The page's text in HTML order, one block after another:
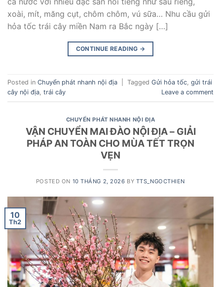
xoài, mít, măng cụt, chôm chôm, vú sữa… Nhu cầu gửi
hỏa tốc trái cây miền Nam ra Bắc ngày […]
CONTINUE READING →
Posted in Chuyển phát nhanh nội địa Tagged Gửi hỏa tốc, gửi trái
cây nội địa, trái cây Leave a comment
CHUYỂN PHÁT NHANH NỘI ĐỊA
VẬN CHUYỂN MAI ĐÀO NỘI ĐỊA – GIẢI
PHÁP AN TOÀN CHO MÙA TẾT TRỌN
VẸN
POSTED ON 10 THÁNG 2, 2026 BY TTS_NGOCTHIEN
10
Th2